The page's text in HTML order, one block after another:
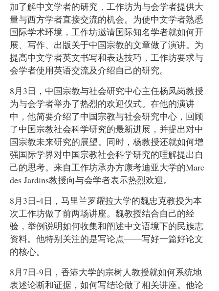
加了解中文学者的研究，工作坊为与会学者提供大
量与西方学者直接交流的机会。为使中文学者熟悉
国际学术环境，工作坊邀请国际知名学者就如何开
展、写作、出版关于中国宗教的文章做了演讲。为
提高中文学者英文书写和表达技巧，工作坊要求与
会学者使用英语交流及介绍自己的研究。
8月 3日，中国宗教与社会研究中心主任杨凤岗教授
为与会学者举办了热烈的欢迎仪式。在他的演讲
中，他简要介绍了中国宗教与社会研究中心，回顾
了中国宗教社会科学研究的最新进展，并提出对中
国宗教未来研究的展望。同时，杨教授还就如何增
强国际学界对中国宗教社会科学研究的理解提出自
己的思考。来自工作坊承办方康考迪亚大学的Marc
des Jardins教授向与会学者表示热烈欢迎。
8月 3日-4日，马里兰罗耀拉大学的魏忠克教授为本
次工作坊做了前两场讲座。魏教授结合自己的经
验，举例说明如何收集和阐述中文语境下的民族志
资料。他特别关注的是写论点——写好一篇好论文
的核心。
8月7日-9日，香港大学的宗树人教授就如何系统地
表述论断和证据，如何写结论做了相关讲座。他论